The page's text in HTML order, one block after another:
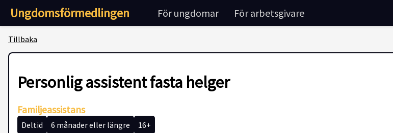
Ungdomsförmedlingen För ungdomar För arbetsgivare
Tillbaka
Personlig assistent fasta helger
Familjeassistans
Deltid 6 månader eller längre
16+